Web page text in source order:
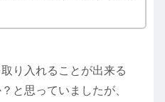
り入れることが出来る
と思っていましたが、